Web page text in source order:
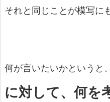
それと同じことが模写に
何が言いたいかというと、
に対して、何を